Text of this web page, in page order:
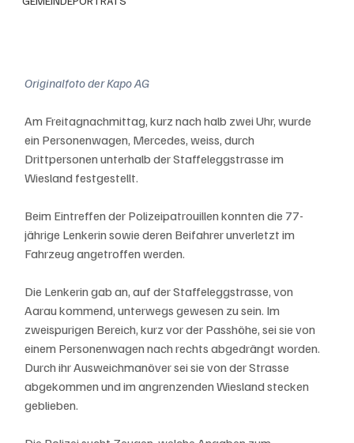
Originalfoto der Kapo AG
Am Freitagnachmittag, kurz nach halb zwei Uhr, wurde
ein Personenwagen, Mercedes, weiss, durch
Drittpersonen unterhalb der Staffeleggstrasse im
Wiesland festgestellt.
Beim Eintreffen der Polizeipatrouillen konnten die 77-
jährige Lenkerin sowie deren Beifahrer unverletzt im
Fahrzeug angetroffen werden.
Die Lenkerin gab an, auf der Staffeleggstrasse, von
Aarau kommend, unterwegs gewesen zu sein. Im
zweispurigen Bereich, kurz vor der Passhöhe, sei sie von
einem Personenwagen nach rechts abgedrängt worden.
Durch ihr Ausweichmanöver sei sie von der Strasse
abgekommen und im angrenzenden Wiesland stecken
geblieben.